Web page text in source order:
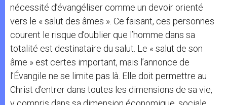
nécessité d’évangéliser comme un devoir orienté
vers le « salut des âmes ». Ce faisant, ces personnes
courent le risque d’oublier que l’homme dans sa
totalité est destinataire du salut. Le « salut de son
âme » est certes important, mais l’annonce de
l’Évangile ne se limite pas là. Elle doit permettre au
Christ d’entrer dans toutes les dimensions de sa vie,